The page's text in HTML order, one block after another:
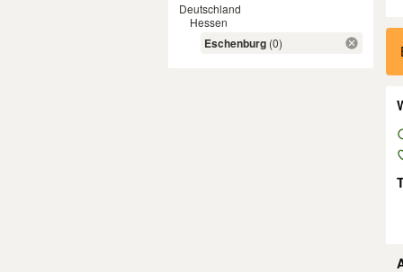
Deutschland
Hessen
Eschenburg (0)